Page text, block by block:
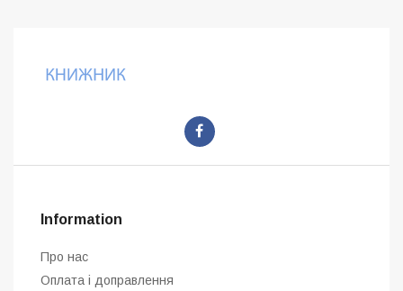
Information
Про нас
Оплата і доправлення